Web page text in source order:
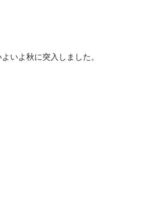
いよ秋に突入しました。